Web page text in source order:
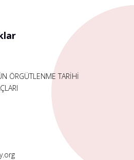
ÖRGÜTLENME TARİHİ